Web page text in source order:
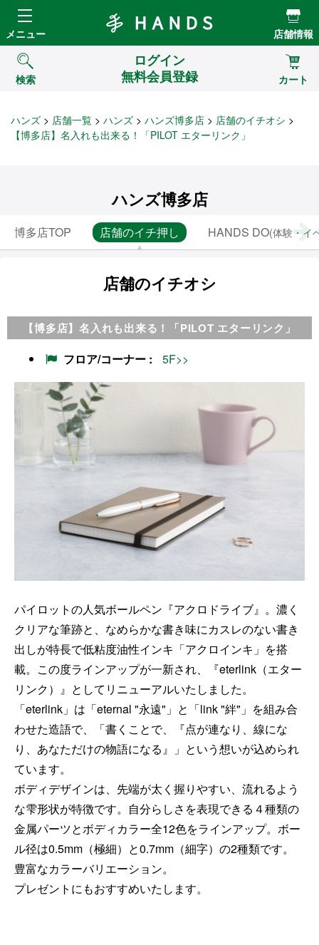
Hands ハンズ
メニュー 店舗情報
検索
ログイン
無料会員登録
カート
ハンズ 店舗一覧 ハンズ ハンズ博多店
店舗のイチオシ
【博多店】名入れも出来る！「PILOT エターリンク」
ハンズ博多店
博多店TOP 店舗のイチ押し HANDS DO(体験・イ
店舗のイチオシ
【博多店】名入れも出来る！「PILOT エターリンク」
フロア/コーナー 5F>>
パイロットの人気ボールペン『アクロドライブ』。濃く
クリアな筆跡と、なめらかな書き味にカスレのない書き
出しが特長で低粘度油性インキ「アクロインキ」を搭
載。この度ラインアップが一新され、『eterlink（エター
リンク）』としてリニューアルいたしました。
「eterlink」は「eternal "永遠"」と「link "絆"」を組み合
わせた造語で、「書くことで、『点が連なり、線にな
り、あなただけの物語になる』」という想いが込められ
ています。
ボディデザインは、先端が太く握りやすい、流れるよう
な雫形状が特徴です。自分らしさを表現できる４種類の
金属パーツとボディカラー全12色をラインアップ。ボー
ル径は0.5mm（極細）と0.7mm（細字）の2種類です。
豊富なカラーバリエーション。
プレゼントにもおすすめいたします。